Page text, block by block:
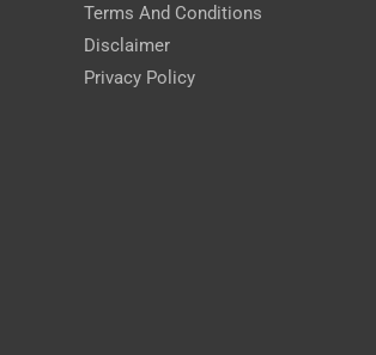
Terms And Conditions
Disclaimer
Privacy Policy